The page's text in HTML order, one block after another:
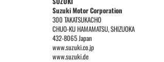
Suzuki Motor Corporation
300 TAKATSUKACHO
CHUO-KU HAMAMATSU, SHIZUOKA
432-8065 Japan
www.suzuki.co.jp
www.suzuki.de